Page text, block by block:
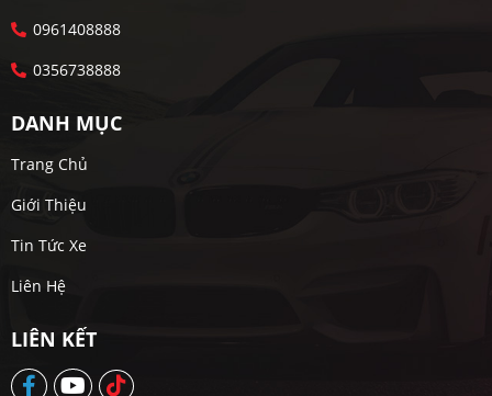
0961408888
0356738888
DANH MỤC
Trang Chủ
Giới Thiệu
Tin Tức Xe
Liên Hệ
LIÊN KẾT